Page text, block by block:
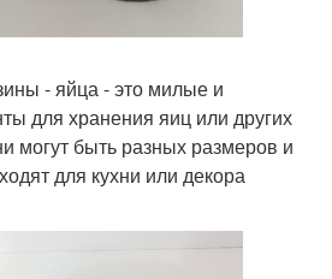
- яйца - это милые и
для хранения яиц или других
могут быть разных размеров и
для кухни или декора